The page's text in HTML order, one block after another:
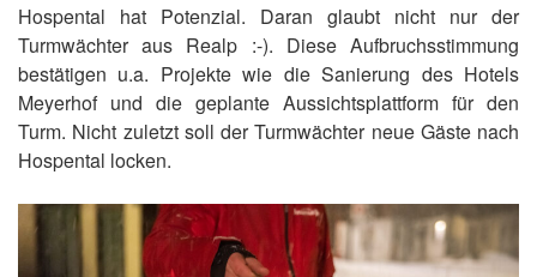
Hospental hat Potenzial. Daran glaubt nicht nur der
Turmwächter aus Realp :-). Diese Aufbruchsstimmung
bestätigen u.a. Projekte wie die Sanierung des Hotels
Meyerhof und die geplante Aussichtsplattform für den
Turm. Nicht zuletzt soll der Turmwächter neue Gäste nach
Hospental locken.